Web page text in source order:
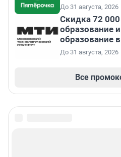
До 31 августа, 2026
Скидка 72
образование
образование
До 31 августа, 2026
Все